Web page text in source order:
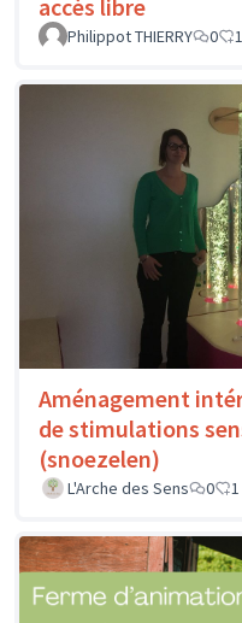
accès libre
Philippot THIERRY
0 1
Aménagement
de stimulations
(snoezelen)
L'Arche des Sens 0 1